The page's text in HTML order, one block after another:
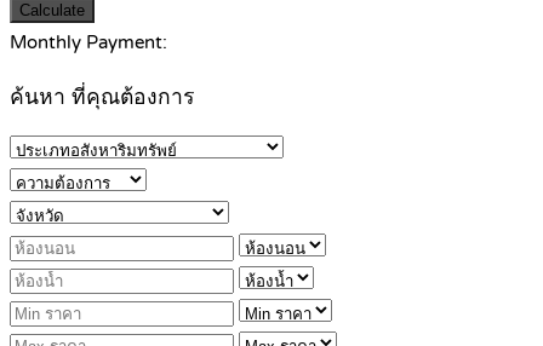
Calculate
Monthly Payment:
ค้นหา ที่คุณต้องการ